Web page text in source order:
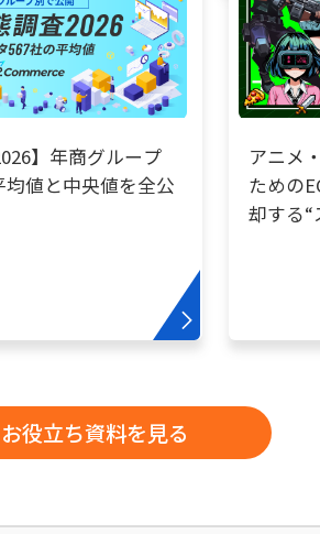
】年商グループ
値と中央値を全公
アニメ
ための
却する
役立ち資料を見る